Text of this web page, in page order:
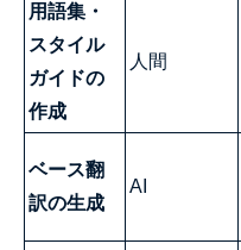
用語集・
スタイル
ガイドの
作成
人間
ベース翻
訳の生成
AI